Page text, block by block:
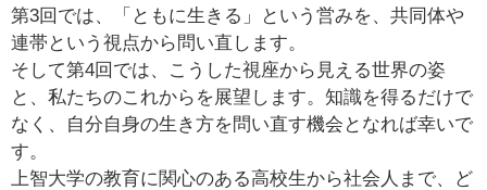
第3回では、「ともに生きる」という営みを、共同体や
連帯という視点から問い直します。
そして第4回では、こうした視座から見える世界の姿
と、私たちのこれからを展望します。知識を得るだけで
なく、自分自身の生き方を問い直す機会となれば幸いで
す。
上智大学の教育に関心のある高校生から社会人まで、ど